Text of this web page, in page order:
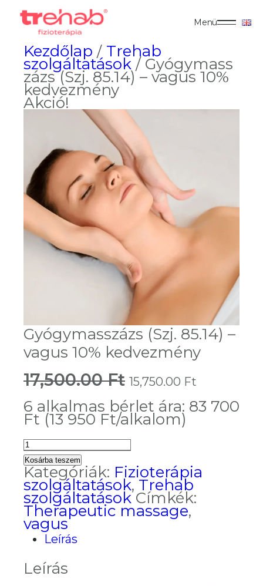
Menü
Kezdőlap / Trehab
szolgáltatások / Gyógymass
zázs (Szj. 85.14) – vagus 10%
kedvezmény
Akció!
Gyógymasszázs (Szj. 85.14) –
vagus 10% kedvezmény
17,500.00Ft Original
price
was:
17,500.00 Ft.
15,750.00 Ft
is:
6 alkalmas bérlet ára: 83 700
Ft (13 950 Ft/alkalom)
Gyógymasszázs
(Szj.
85.14)
-
vagus
10%
kedvezmény
mennyiség
Kosárba teszem
Kategóriák: Fizioterápia
szolgáltatások, Trehab
szolgáltatások Címkék:
Therapeutic massage,
vagus
Leírás
Leírás